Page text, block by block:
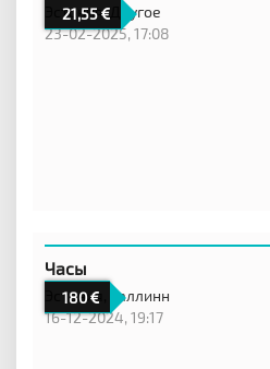
21,55
Эстония, Другое
23-02-2025, 17:08
180
Часы
Эстония,
Таллинн
16-12-2024, 19:17